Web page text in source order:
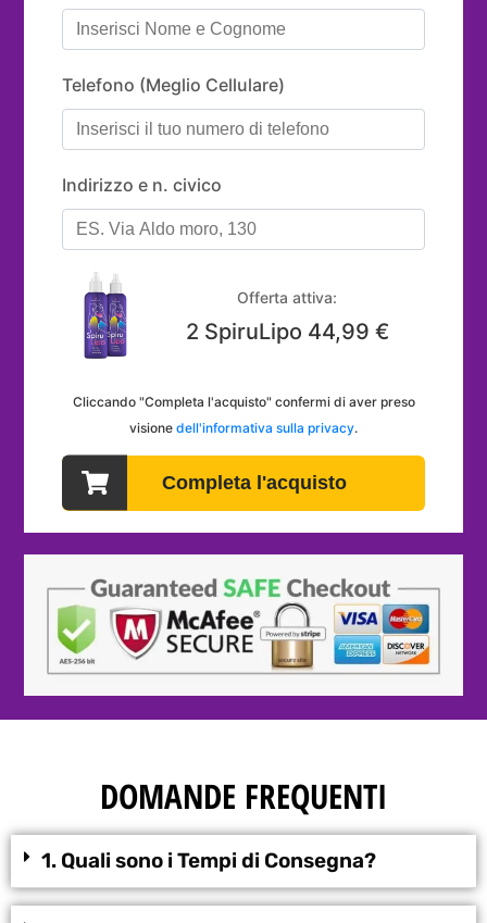
DOMANDE FREQUENTI
1. Quali sono i Tempi di Consegna?